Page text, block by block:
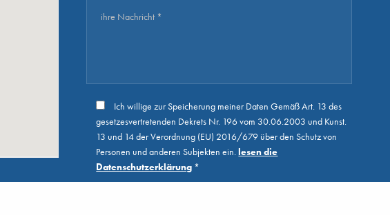
Ich willige zur Speicherung meiner Daten Gemäß Art. 13 des
gesetzesvertretenden Dekrets Nr. 196 vom 30.06.2003 und Kunst.
13 und 14 der Verordnung (EU) 2016/679 über den Schutz von
Personen und anderen Subjekten ein.lesen die
Datenschutzerklärung *